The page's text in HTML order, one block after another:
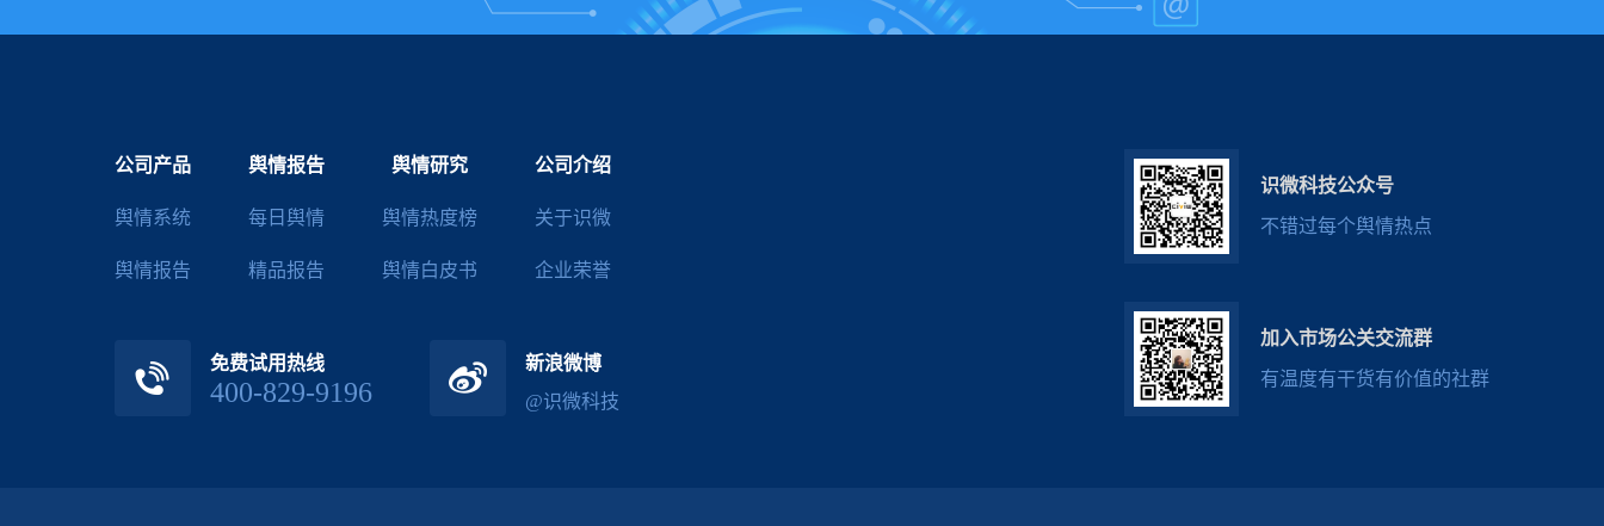
公司产品
舆情系统
舆情报告
舆情报告
每日舆情
精品报告
舆情研究
舆情热度榜
舆情白皮书
公司介绍
关于识微
企业荣誉
免费试用热线
400-829-9196
新浪微博
@识微科技
识微科技公众号
不错过每个舆情热点
加入市场公关交流群
有温度有干货有价值的社群